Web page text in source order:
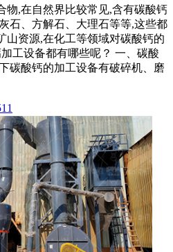
物,在自然界比较常见,含有碳酸钙
石、方解石、大理石等等,这些都
山资源,在化工等领域对碳酸钙的
工设备都有哪些呢？ 一、碳酸
碳酸钙的加工设备有破碎机、磨